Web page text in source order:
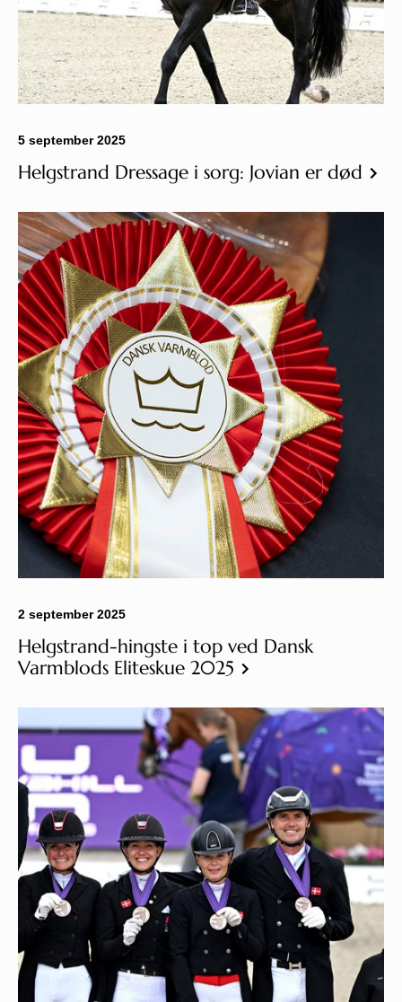
5 september 2025
Helgstrand Dressage i sorg: Jovian er død
2 september 2025
Helgstrand-hingste i top ved Dansk
Varmblods Eliteskue 2025